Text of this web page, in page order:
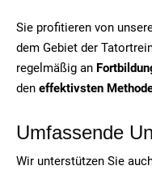
Sie profitieren von
dem Gebiet der
regelmäßig an
den effektivsten
Umfassende
Wir unterstützen Sie